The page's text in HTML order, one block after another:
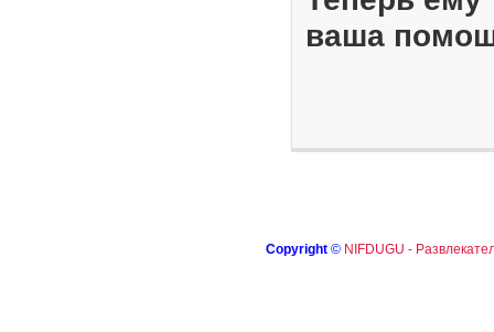
ваша
Copyright © NIFDUGU -